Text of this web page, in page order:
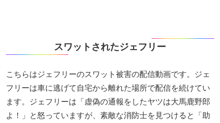
スワットされたジェフリー
こちらはジェフリーのスワット被害の配信動画です。ジェ
フリーは車に逃げて自宅から離れた場所で配信を続けてい
ます。ジェフリーは「虚偽の通報をしたヤツは大馬鹿野郎
よ！」と怒っていますが、素敵な消防士を見つけると「助